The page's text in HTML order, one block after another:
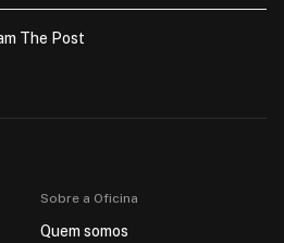
The Post
Sobre a Oficina
Quem somos